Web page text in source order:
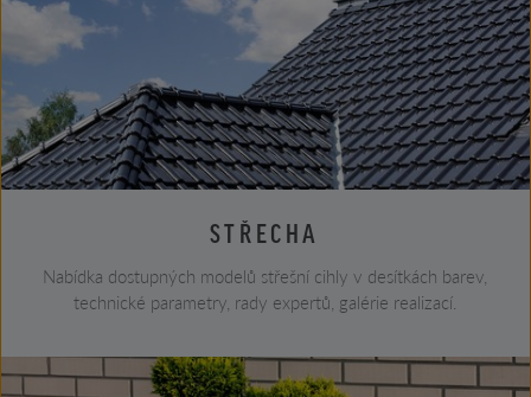
STŘECHA
Nabídka dostupných modelů střešní cihly v desítkách barev,
technické parametry, rady expertů, galérie realizací.